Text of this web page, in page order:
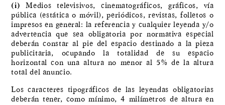
(i) Medios televisivos, cinematográficos, gráficos, vía
pública (estática o móvil), periódicos, revistas, folletos o
impresos en general: la referencia y cualquier leyenda y/o
advertencia que sea obligatoria por normativa especial
deberán constar al pie del espacio destinado a la pieza
publicitaria, ocupando la totalidad de su espacio
horizontal con una altura no menor al 5% de la altura
total del anuncio.
Los caracteres tipográficos de las leyendas obligatorias
deberán tener, como mínimo, 4 milímetros de altura en